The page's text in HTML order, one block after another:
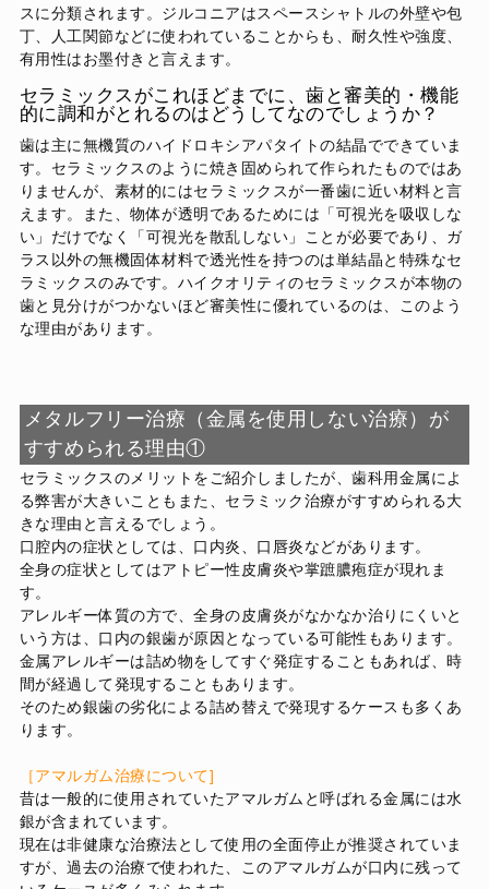
スに分類されます。ジルコニアはスペースシャトルの外壁や包
丁、人工関節などに使われていることからも、耐久性や強度、
有用性はお墨付きと言えます。
セラミックスがこれほどまでに、歯と審美的・機能
的に調和がとれるのはどうしてなのでしょうか？
歯は主に無機質のハイドロキシアパタイトの結晶でできていま
す。セラミックスのように焼き固められて作られたものではあ
りませんが、素材的にはセラミックスが一番歯に近い材料と言
えます。また、物体が透明であるためには「可視光を吸収しな
い」だけでなく「可視光を散乱しない」ことが必要であり、ガ
ラス以外の無機固体材料で透光性を持つのは単結晶と特殊なセ
ラミックスのみです。ハイクオリティのセラミックスが本物の
歯と見分けがつかないほど審美性に優れているのは、このよう
な理由があります。
メタルフリー治療（金属を使用しない治療）が
すすめられる理由①
セラミックスのメリットをご紹介しましたが、歯科用金属によ
る弊害が大きいこともまた、セラミック治療がすすめられる大
きな理由と言えるでしょう。
口腔内の症状としては、口内炎、口唇炎などがあります。
全身の症状としてはアトピー性皮膚炎や掌蹠膿疱症が現れま
す。
アレルギー体質の方で、全身の皮膚炎がなかなか治りにくいと
いう方は、口内の銀歯が原因となっている可能性もあります。
金属アレルギーは詰め物をしてすぐ発症することもあれば、時
間が経過して発現することもあります。
そのため銀歯の劣化による詰め替えで発現するケースも多くあ
ります。
［アマルガム治療について]
昔は一般的に使用されていたアマルガムと呼ばれる金属には水
銀が含まれています。
現在は非健康な治療法として使用の全面停止が推奨されていま
すが、過去の治療で使われた、このアマルガムが口内に残って